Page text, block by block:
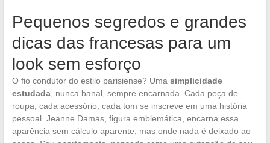
Pequenos segredos e grandes
dicas das francesas para um
look sem esforço
O fio condutor do estilo parisiense? Uma simplicidade
estudada, nunca banal, sempre encarnada. Cada peça de
roupa, cada acessório, cada tom se inscreve em uma história
pessoal. Jeanne Damas, figura emblemática, encarna essa
aparência sem cálculo aparente, mas onde nada é deixado ao